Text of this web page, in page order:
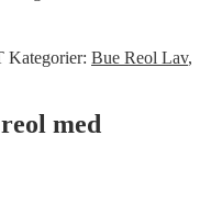
Kategorier: Bue Reol Lav,
med